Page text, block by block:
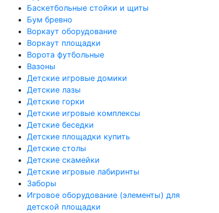
Баскетбольные стойки и щиты
Бум бревно
Воркаут оборудование
Воркаут площадки
Ворота футбольные
Вазоны
Детские игровые домики
Детские лазы
Детские горки
Детские игровые комплексы
Детские беседки
Детские площадки купить
Детские столы
Детские скамейки
Детские игровые лабиринты
Заборы
Игровое оборудование (элементы) для
детской площадки